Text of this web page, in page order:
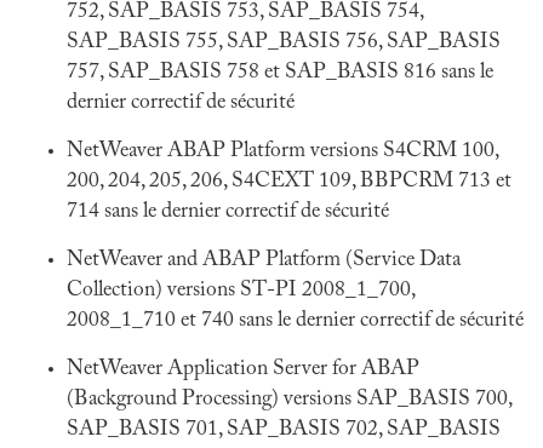
752, SAP_BASIS 753, SAP_BASIS 754,
SAP_BASIS 755, SAP_BASIS 756, SAP_BASIS
757, SAP_BASIS 758 et SAP_BASIS 816 sans le
dernier correctif de sécurité
NetWeaver ABAP Platform versions S4CRM 100,
200, 204, 205, 206, S4CEXT 109, BBPCRM 713 et
714 sans le dernier correctif de sécurité
NetWeaver and ABAP Platform (Service Data
Collection) versions ST-PI 2008_1_700,
2008_1_710 et 740 sans le dernier correctif de sécurité
NetWeaver Application Server for ABAP
(Background Processing) versions SAP_BASIS 700,
SAP_BASIS 701, SAP_BASIS 702, SAP_BASIS